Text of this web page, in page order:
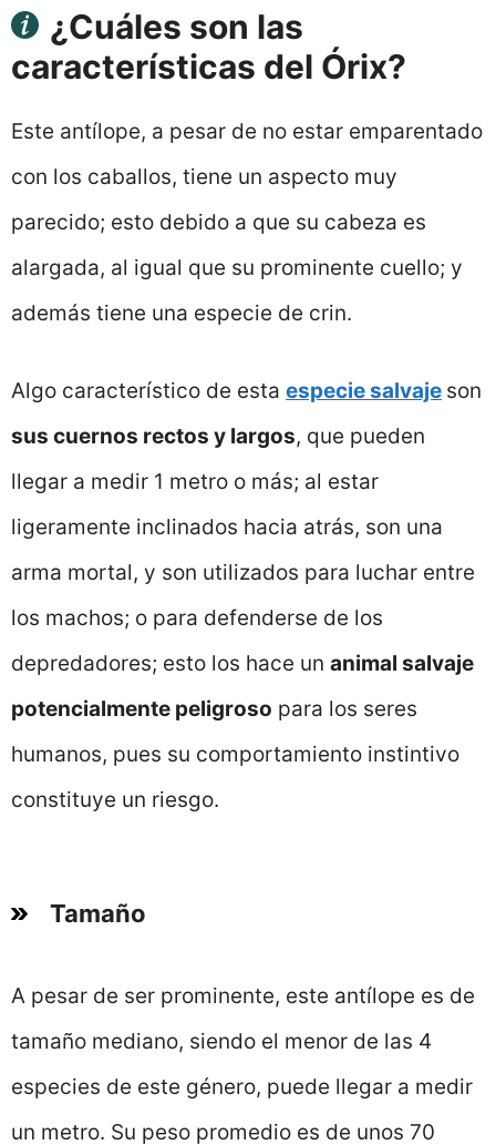
¿Cuáles son las
características del Órix?
Este antílope, a pesar de no estar emparentado
con los caballos, tiene un aspecto muy
parecido; esto debido a que su cabeza es
alargada, al igual que su prominente cuello; y
además tiene una especie de crin.
Algo característico de esta especie salvaje son
sus cuernos rectos y largos, que pueden
llegar a medir 1 metro o más; al estar
ligeramente inclinados hacia atrás, son una
arma mortal, y son utilizados para luchar entre
los machos; o para defenderse de los
depredadores; esto los hace un animal salvaje
potencialmente peligroso para los seres
humanos, pues su comportamiento instintivo
constituye un riesgo.
Tamaño
A pesar de ser prominente, este antílope es de
tamaño mediano, siendo el menor de las 4
especies de este género, puede llegar a medir
un metro. Su peso promedio es de unos 70